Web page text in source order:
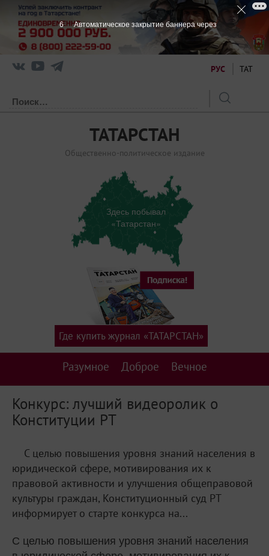
РУС ТАТ
ТАТАРСТАН
Общественно-политическое издание
Здесь побывал
«Татарстан»
Разумное Доброе Вечное
Где купить журнал «ТАТАРСТАН»
Конкурс: лучший видеоролик о
Конституции РТ
С целью повышения уровня знаний населения в
юридической сфере, мотивирования их к
правовой активности и улучшения общеправовой
культуры граждан, Конституционный суд РТ
информирует о старте конкурса на...
С целью повышения уровня знаний населения
6 Автоматическое закрытие баннера через